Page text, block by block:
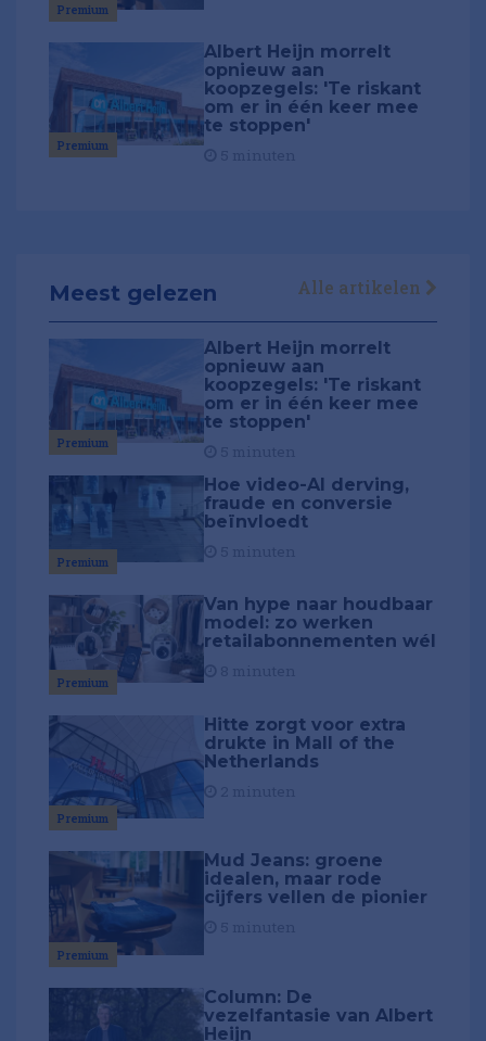
Premium
Premium
Albert Heijn morrelt
opnieuw aan
koopzegels: 'Te riskant
om er in één keer mee
te stoppen'
Meest gelezen Alle artikelen
Premium
Albert Heijn morrelt
opnieuw aan
koopzegels: 'Te riskant
om er in één keer mee
te stoppen'
Premium
Hoe video-AI derving,
fraude en conversie
beïnvloedt
Premium
Van hype naar houdbaar
model: zo werken
retailabonnementen wél
Premium
Hitte zorgt voor extra
drukte in Mall of the
Netherlands
Premium
Mud Jeans: groene
idealen, maar rode
cijfers vellen de pionier
Column: De
vezelfantasie van Albert
Heijn